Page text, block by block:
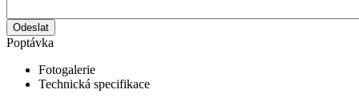
Odeslat
Poptávka
Fotogalerie
Technická specifikace